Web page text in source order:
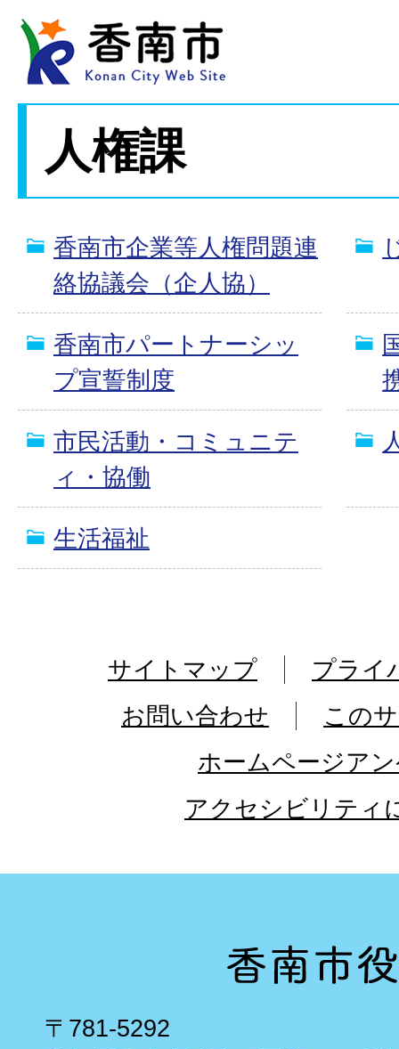
人権課
香南市企業等人権問題連
絡協議会（企人協）
香南市パートナーシッ
プ宣誓制度
市民活動・コミュニテ
ィ・協働
生活福祉
サイトマップ
プライ
お問い合わせ
この
ホームページア
アクセシビリティ
〒781-5292